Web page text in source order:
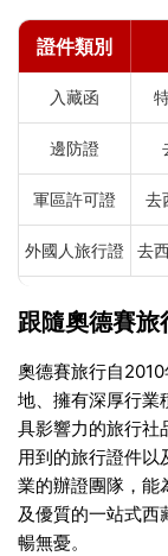
證件類別
入藏函
邊防證
軍區許可證 去
外國人旅行證 去
跟隨奧德賽
奧德賽旅行自
地、擁有深厚行業
具影響力的旅行社
用到的旅行證件以
業的辦證團隊，能
及優質的一站式西
暢無憂。